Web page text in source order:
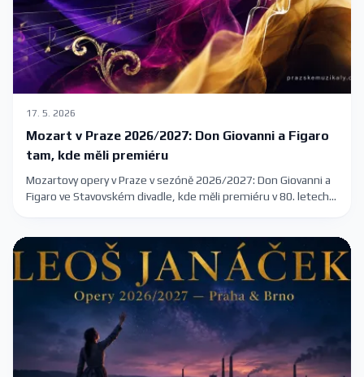
17. 5. 2026
Mozart v Praze 2026/2027: Don Giovanni a Figaro
tam, kde měli premiéru
Mozartovy opery v Praze v sezóně 2026/2027: Don Giovanni a
Figaro ve Stavovském divadle, kde měli premiéru v 80. letech